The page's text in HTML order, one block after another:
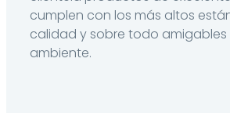
cumplen con los más altos
calidad y sobre todo amigables
ambiente.